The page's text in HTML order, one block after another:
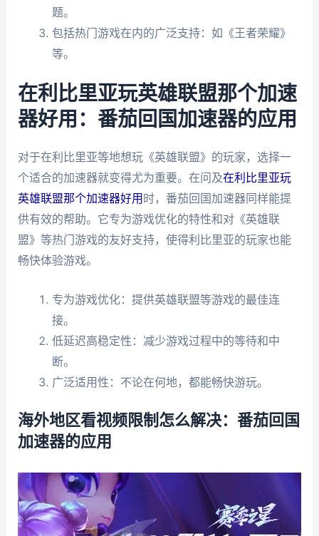
题。
包括热门游戏在内的广泛支持：如《王者荣耀》
等。
在利比里亚玩英雄联盟那个加速
器好用：番茄回国加速器的应用
对于在利比里亚等地想玩《英雄联盟》的玩家，选择一
个适合的加速器就变得尤为重要。在问及在利比里亚玩
英雄联盟那个加速器好用 时，番茄回国加速器同样能提
供有效的帮助。它专为游戏优化的特性和对《英雄联
盟》等热门游戏的友好支持，使得利比里亚的玩家也能
畅快体验游戏。
专为游戏优化：提供英雄联盟等游戏的最佳连
接。
低延迟高稳定性：减少游戏过程中的等待和中
断。
广泛适用性：不论在何地，都能畅快游玩。
海外地区看视频限制怎么解决：番茄回国
加速器的应用